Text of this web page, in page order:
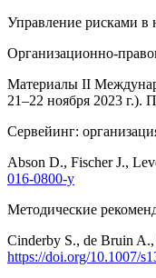
Управление рисками в
Организационно-
Материалы II
21–22 ноября 2023 г.).
Сервейинг:
Abson D., Fischer J.,
016-0800-y
Методические
Cinderby S., de Bruin
https://doi.org/10.1007/